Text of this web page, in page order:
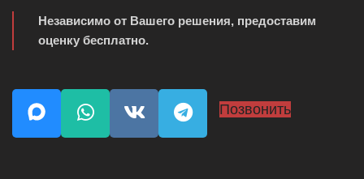
Независимо от Вашего решения, предоставим
оценку бесплатно.
Позвонить